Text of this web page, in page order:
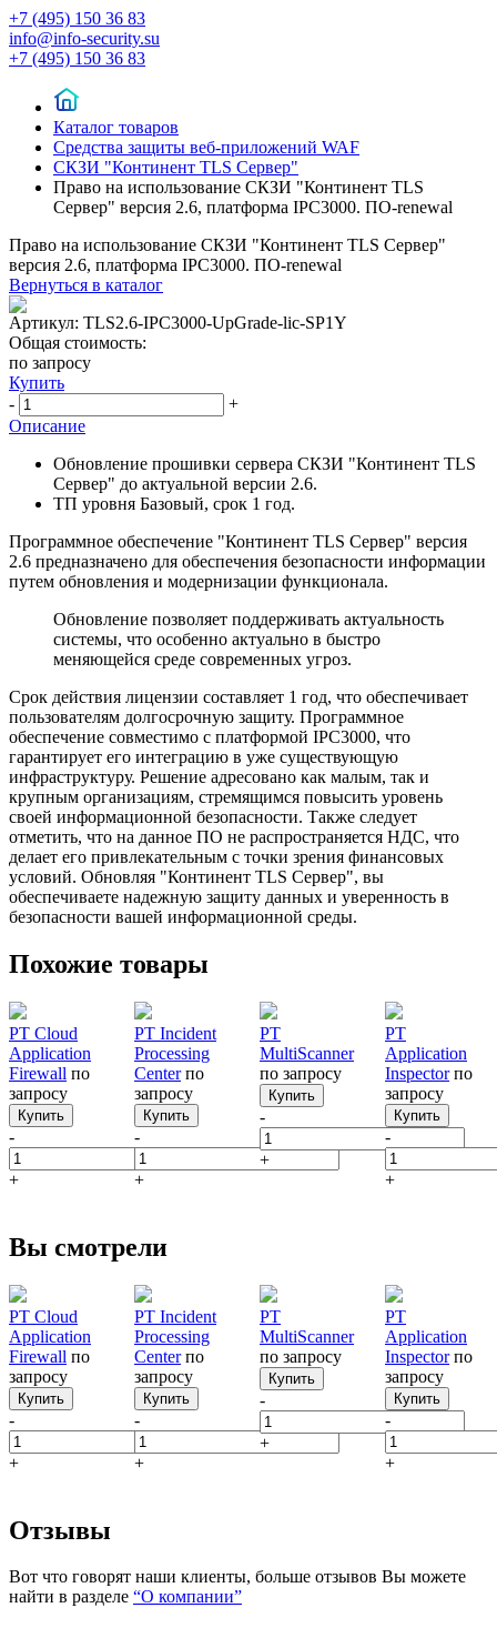
+7 (495) 150 36 83
info@info-security.su
+7 (495) 150 36 83
Каталог товаров
Средства защиты веб-приложений WAF
СКЗИ "Континент TLS Сервер"
Право на использование СКЗИ "Континент TLS
Сервер" версия 2.6, платформа IPC3000. ПО-renewal
Право на использование СКЗИ "Континент TLS Сервер"
версия 2.6, платформа IPC3000. ПО-renewal
Вернуться в каталог
Артикул: TLS2.6-IPC3000-UpGrade-lic-SP1Y
Общая стоимость:
по запросу
Купить
-
+
Описание
Обновление прошивки сервера СКЗИ "Континент TLS
Сервер" до актуальной версии 2.6.
ТП уровня Базовый, срок 1 год.
Программное обеспечение "Континент TLS Сервер" версия
2.6 предназначено для обеспечения безопасности информации
путем обновления и модернизации функционала.
Обновление позволяет поддерживать актуальность
системы, что особенно актуально в быстро
меняющейся среде современных угроз.
Срок действия лицензии составляет 1 год, что обеспечивает
пользователям долгосрочную защиту. Программное
обеспечение совместимо с платформой IPC3000, что
гарантирует его интеграцию в уже существующую
инфраструктуру. Решение адресовано как малым, так и
крупным организациям, стремящимся повысить уровень
своей информационной безопасности. Также следует
отметить, что на данное ПО не распространяется НДС, что
делает его привлекательным с точки зрения финансовых
условий. Обновляя "Континент TLS Сервер", вы
обеспечиваете надежную защиту данных и уверенность в
безопасности вашей информационной среды.
Похожие товары
PT Cloud
Application
Firewall по
запросу
Купить
-
+
PT Incident
Processing
Center по
запросу
Купить
-
+
PT
MultiScanner
по запросу
Купить
-
+
PT
Application
Inspector по
запросу
Купить
-
+
Вы смотрели
PT Cloud
Application
Firewall по
запросу
Купить
-
+
PT Incident
Processing
Center по
запросу
Купить
-
+
PT
MultiScanner
по запросу
Купить
-
+
PT
Application
Inspector по
запросу
Купить
-
+
Отзывы
Вот что говорят наши клиенты, больше отзывов Вы можете
найти в разделе “О компании”